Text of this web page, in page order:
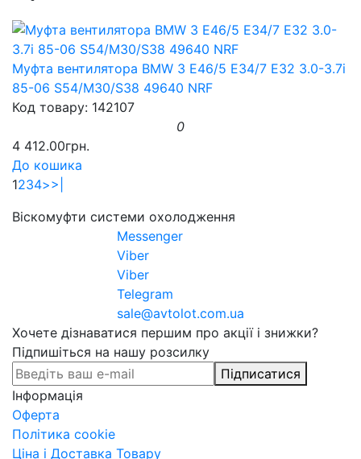
Муфта вентилятора BMW 3 E46/5 E34/7 E32 3.0-3.7i
85-06 S54/M30/S38 49640 NRF
Код товару: 142107
0
4 412.00грн.
До кошика
1234>>|
Віскомуфти системи охолодження
Messenger
Viber
Viber
Telegram
sale@avtolot.com.ua
Хочете дізнаватися першим про акції і знижки?
Підпишіться на нашу розсилку
Підписатися
Інформація
Оферта
Політика cookie
Ціна і Доставка Товару